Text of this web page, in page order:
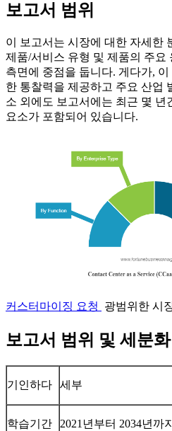
보고서 범위
이 보고서는 시장에 대한 자세한
제품/서비스 유형 및 제품의 주요
측면에 중점을 둡니다. 게다가,
한 통찰력을 제공하고 주요 산업
소 외에도 보고서에는 최근 몇 년
요소가 포함되어 있습니다.
커스터마이징 요청 광범위한 시
보고서 범위 및 세분화
기인하다 세부
학습기간 2021년부터 2034년까지